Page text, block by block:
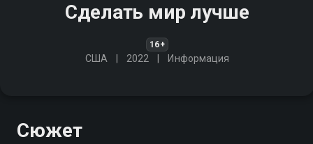
Сделать мир лучше
16+
США 2022 Информация
Сюжет